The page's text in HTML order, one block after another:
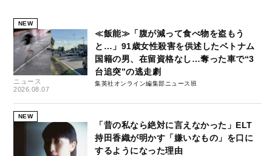
NEW
ニュース
2026.08.07
≪飯能≫「腹が減って食べ物を盗もう
と…」91歳女性殺害を供述したベトナム
国籍の男、在留資格なし…奪った車で“3
台追突”の逃走劇
集英社オンライン編集部ニュース班
NEW
「昔の私なら絶対に言えなかった」ELT
持田香織が明かす「嫌いなもの」を口に
するようになった理由